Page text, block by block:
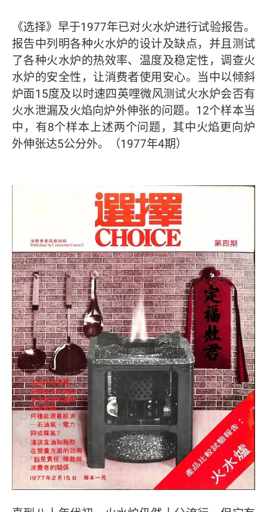
《选择》早于1977年已对火水炉进行试验报告。
报告中列明各种火水炉的设计及缺点，并且测试
了各种火水炉的热效率、温度及稳定性，调查火
水炉的安全性，让消费者使用安心。当中以倾斜
炉面15度及以时速四英哩微风测试火水炉会否有
火水泄漏及火焰向炉外伸张的问题。12个样本当
中，有8个样本上述两个问题，其中火焰更向炉
外伸张达5公分外。（1977年4期）